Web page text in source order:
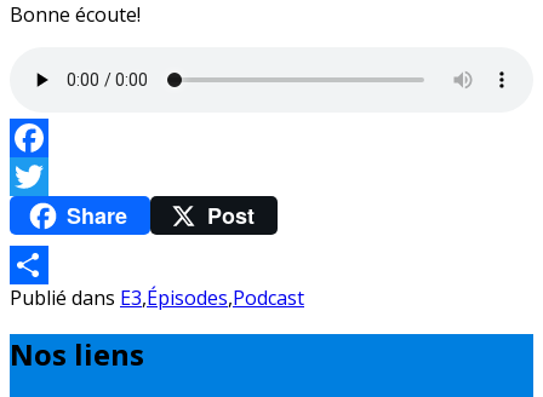
Bonne écoute!
Facebook
TwitterShare Post
Partager
Publié dans E3,Épisodes,Podcast
Nos liens